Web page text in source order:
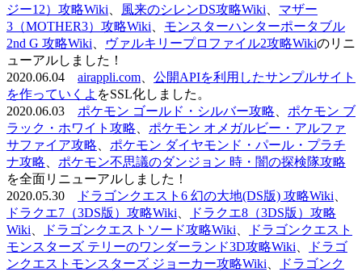
ジー12）攻略Wiki
風来のシレンDS攻略Wiki
マザー
3（MOTHER3）攻略Wiki
モンスターハンターポータブル
2nd G 攻略Wiki
ヴァルキリープロファイル2攻略Wikiのリニ
ューアルしました！
2020.06.04 airappli.com
公開APIを利用したサンプルサイト
を作っていくよ をSSL化しました。
2020.06.03 ポケモン ゴールド・シルバー攻略
ポケモン ブ
ラック・ホワイト攻略
ポケモン オメガルビー・アルファ
サファイア攻略
ポケモン ダイヤモンド・パール・プラチ
ナ攻略
ポケモン不思議のダンジョン 時・闇の探検隊攻略
を全面リニューアルしました！
2020.05.30
ドラゴンクエスト6 幻の大地(DS版) 攻略Wiki
ドラクエ7（3DS版）攻略Wiki
ドラクエ8（3DS版）攻略
Wiki
ドラゴンクエストソード攻略Wiki
ドラゴンクエスト
モンスターズ テリーのワンダーランド3D攻略Wiki
ドラゴ
ンクエストモンスターズ ジョーカー攻略Wiki
ドラゴンク